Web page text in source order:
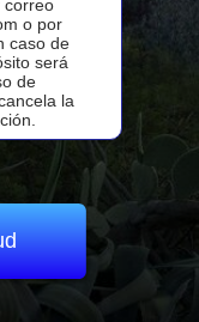
correo
o por
caso de
será
de
la